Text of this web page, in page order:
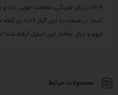
304 در برابر خوردگی مقاومت خوبی
است. در صنعت
کروم و نیکل ساختار این استیل گرفته شده
محصولات مرتبط